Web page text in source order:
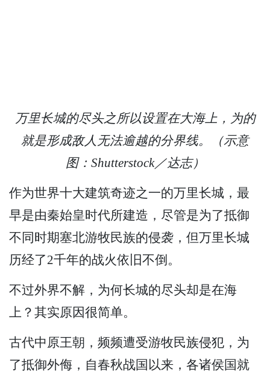
万里长城的尽头之所以设置在大海上，为的
就是形成敌人无法逾越的分界线。（示意
图：Shutterstock／达志）
作为世界十大建筑奇迹之一的万里长城，最
早是由秦始皇时代所建造，尽管是为了抵御
不同时期塞北游牧民族的侵袭，但万里长城
历经了2千年的战火依旧不倒。
不过外界不解，为何长城的尽头却是在海
上？其实原因很简单。
古代中原王朝，频频遭受游牧民族侵犯，为
了抵御外侮，自春秋战国以来，各诸侯国就